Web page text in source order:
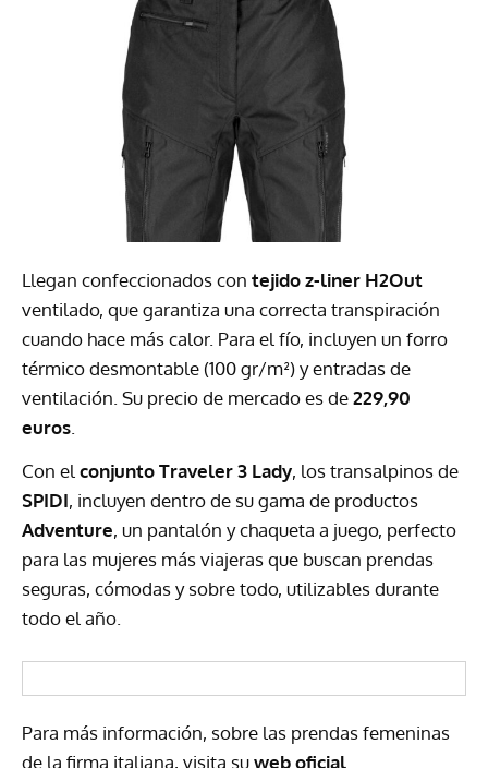
Llegan confeccionados con tejido z-liner H2Out
ventilado, que garantiza una correcta transpiración
cuando hace más calor. Para el fío, incluyen un forro
térmico desmontable (100 gr/m²) y entradas de
ventilación. Su precio de mercado es de229,90
euros
Con el conjunto Traveler 3 Lady, los transalpinos de
SPIDI, incluyen dentro de su gama de productos
Adventure, un pantalón y chaqueta a juego, perfecto
para las mujeres más viajeras que buscan prendas
seguras, cómodas y sobre todo, utilizables durante
todo el año.
Para más información, sobre las prendas femeninas
de la firma italiana, visita suweb oficial